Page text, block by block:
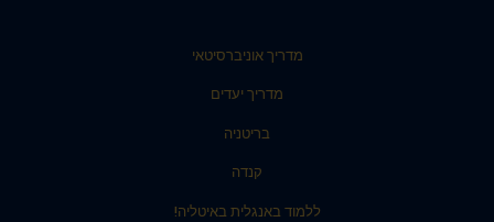
מדריך אוניברסיטאי
מדריך יעדים
בריטניה
קנדה
ללמוד באנגלית באיטליה!